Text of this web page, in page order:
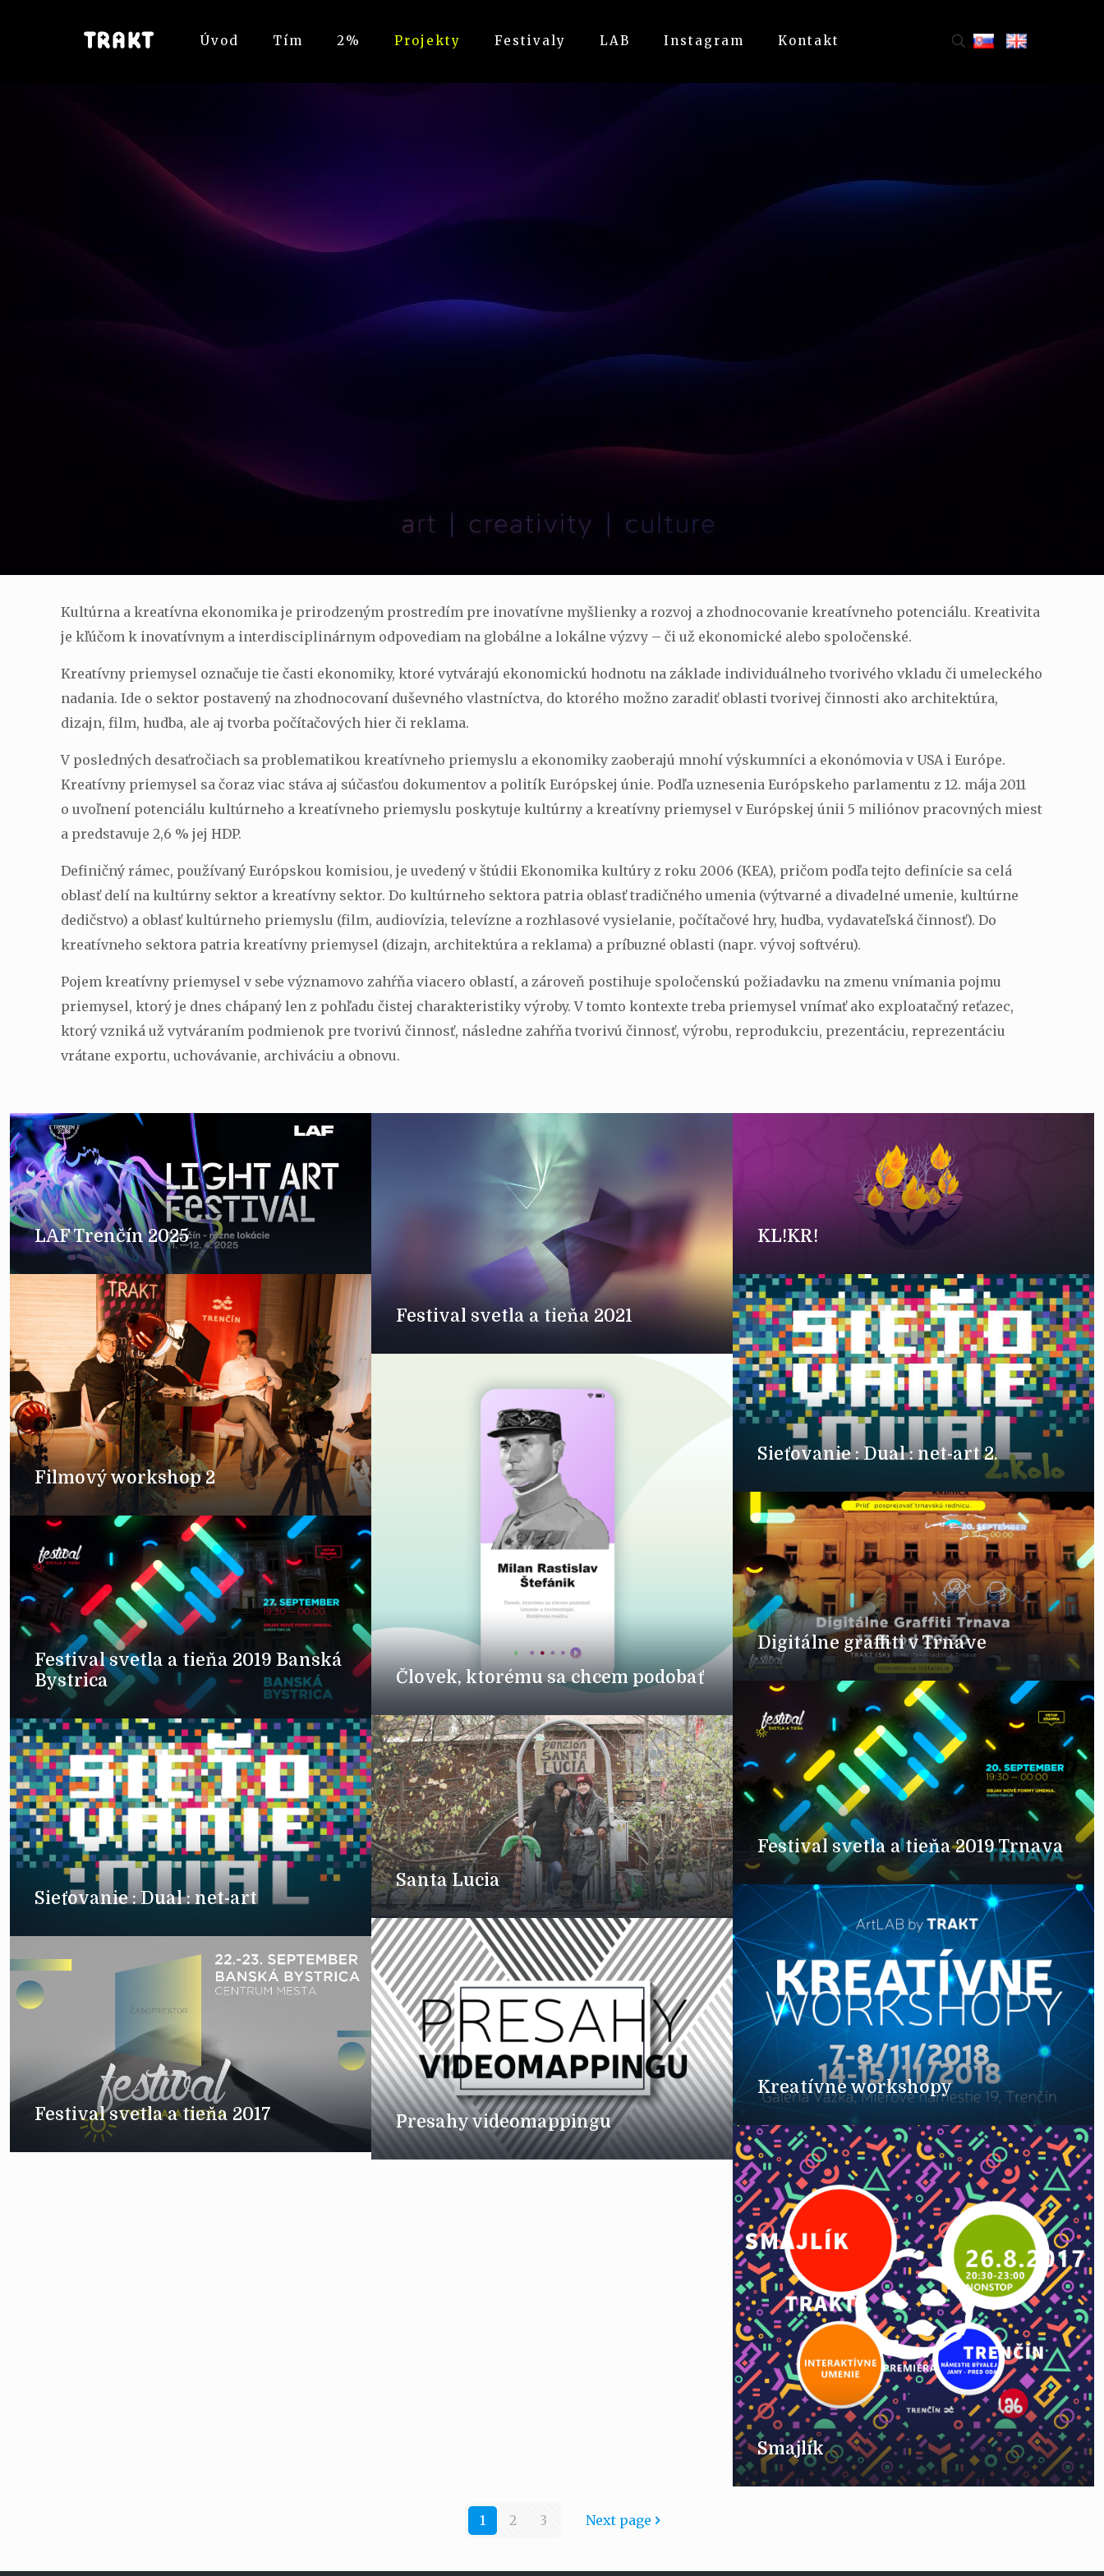
Úvod Tím 2% Projekty Festivaly LAB Instagram Kontakt
Kultúrna a kreatívna ekonomika je prirodzeným prostredím pre inovatívne myšlienky a rozvoj a zhodnocovanie kreatívneho potenciálu. Kreativita
je kľúčom k inovatívnym a interdisciplinárnym odpovediam na globálne a lokálne výzvy – či už ekonomické alebo spoločenské.
Kreatívny priemysel označuje tie časti ekonomiky, ktoré vytvárajú ekonomickú hodnotu na základe individuálneho tvorivého vkladu či umeleckého
nadania. Ide o sektor postavený na zhodnocovaní duševného vlastníctva, do ktorého možno zaradiť oblasti tvorivej činnosti ako architektúra,
dizajn, film, hudba, ale aj tvorba počítačových hier či reklama.
V posledných desaťročiach sa problematikou kreatívneho priemyslu a ekonomiky zaoberajú mnohí výskumníci a ekonómovia v USA i Európe.
Kreatívny priemysel sa čoraz viac stáva aj súčasťou dokumentov a politík Európskej únie. Podľa uznesenia Európskeho parlamentu z 12. mája 2011
o uvoľnení potenciálu kultúrneho a kreatívneho priemyslu poskytuje kultúrny a kreatívny priemysel v Európskej únii 5 miliónov pracovných miest
a predstavuje 2,6 % jej HDP.
Definičný rámec, používaný Európskou komisiou, je uvedený v štúdii Ekonomika kultúry z roku 2006 (KEA), pričom podľa tejto definície sa celá
oblasť delí na kultúrny sektor a kreatívny sektor. Do kultúrneho sektora patria oblasť tradičného umenia (výtvarné a divadelné umenie, kultúrne
dedičstvo) a oblasť kultúrneho priemyslu (film, audiovízia, televízne a rozhlasové vysielanie, počítačové hry, hudba, vydavateľská činnosť). Do
kreatívneho sektora patria kreatívny priemysel (dizajn, architektúra a reklama) a príbuzné oblasti (napr. vývoj softvéru).
Pojem kreatívny priemysel v sebe významovo zahŕňa viacero oblastí, a zároveň postihuje spoločenskú požiadavku na zmenu vnímania pojmu
priemysel, ktorý je dnes chápaný len z pohľadu čistej charakteristiky výroby. V tomto kontexte treba priemysel vnímať ako exploatačný reťazec,
ktorý vzniká už vytváraním podmienok pre tvorivú činnosť, následne zahŕňa tvorivú činnosť, výrobu, reprodukciu, prezentáciu, reprezentáciu
vrátane exportu, uchovávanie, archiváciu a obnovu.
LAF Trenčín 2025
Festival svetla a tieňa 2021
KL!KR!
Sieťovanie : Dual : net-art 2.
Filmový workshop 2
Človek, ktorému sa chcem podobať
Digitálne graffiti v Trnave
Festival svetla a tieňa 2019 Banská
Bystrica
Festival svetla a tieňa 2019 Trnava
Santa Lucia
Sieťovanie : Dual : net-art
Kreatívne workshopy
Presahy videomappingu
Festival svetla a tieňa 2017
Smajlík
1 2 3 Next page